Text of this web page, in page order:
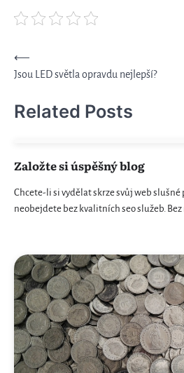
Navigace
pro
příspěvek
⟵
Jsou LED světla opravdu nejlepší?
Related Posts
Založte si úspěšný blog
Chcete-li si vydělat skrze svůj web slušné
neobejdete bez kvalitních seo služeb.